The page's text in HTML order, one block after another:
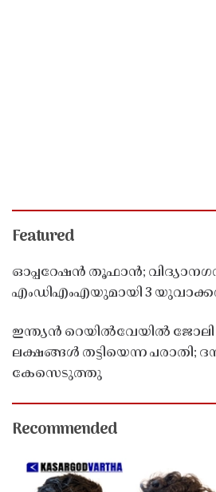
Featured
ഓപ്പറേഷൻ തൂഫാൻ;
എംഡിഎംഎയുമായി 3
ഇന്ത്യൻ റെയിൽവേയിൽ ജോലി
ലക്ഷങ്ങൾ തട്ടിയെന്ന പരാതി;
കേസെടുത്തു
Recommended